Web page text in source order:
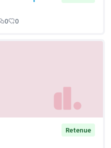
0 0
Retenue